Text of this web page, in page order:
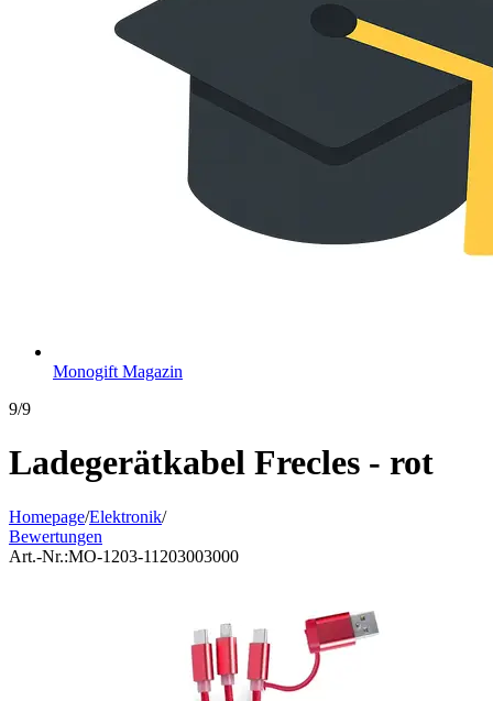
Monogift Magazin
9/9
Ladegerätkabel Frecles - rot
Homepage/Elektronik/
Bewertungen
Art.-Nr.:MO-1203-11203003000